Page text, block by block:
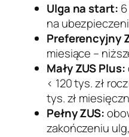
Ulga na start:
na
Preferencyjny
miesiące –
Mały ZUS Plus:
< 120 tys. zł
tys. zł
Pełny ZUS:
zakończeniu